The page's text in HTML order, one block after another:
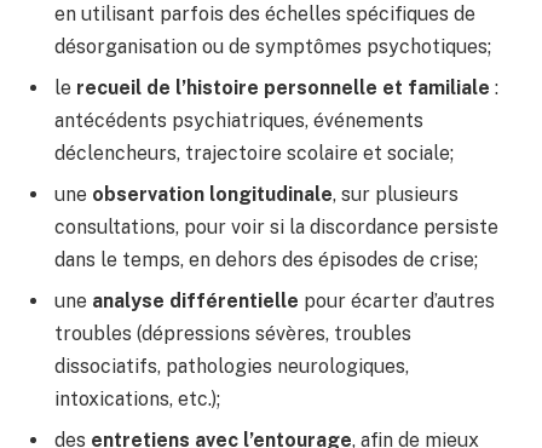
en utilisant parfois des échelles spécifiques de
désorganisation ou de symptômes psychotiques;
le recueil de l’histoire personnelle et familiale :
antécédents psychiatriques, événements
déclencheurs, trajectoire scolaire et sociale;
une observation longitudinale, sur plusieurs
consultations, pour voir si la discordance persiste
dans le temps, en dehors des épisodes de crise;
une analyse différentielle pour écarter d’autres
troubles (dépressions sévères, troubles
dissociatifs, pathologies neurologiques,
intoxications, etc.);
des entretiens avec l’entourage, afin de mieux